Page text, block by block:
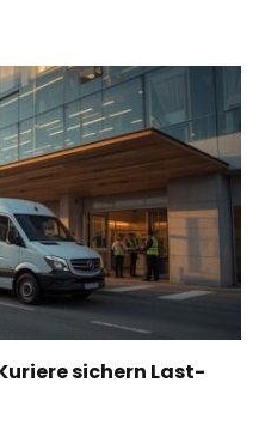
sichern Last-